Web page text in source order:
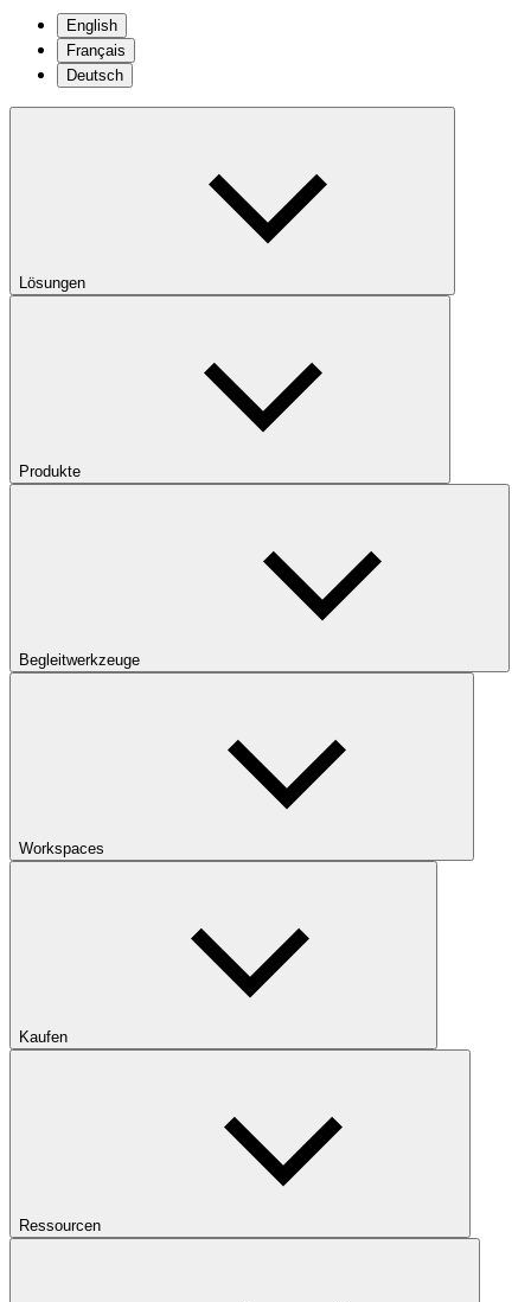
English
Français
Deutsch
Lösungen
Produkte
Begleitwerkzeuge
Workspaces
Kaufen
Ressourcen